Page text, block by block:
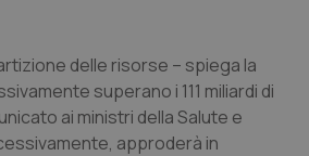
delle risorse – spiega la
superano i 111 miliardi di
ai ministri della Salute e
approderà in